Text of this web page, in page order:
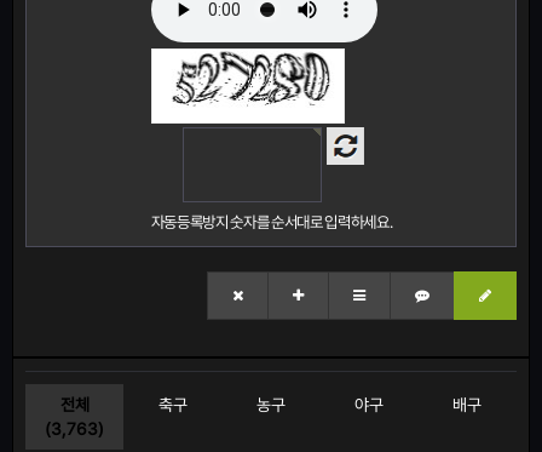
자동등록방지 숫자를 순서대로 입력하세요.
전체
(3,763)
축구 농구 야구 배구